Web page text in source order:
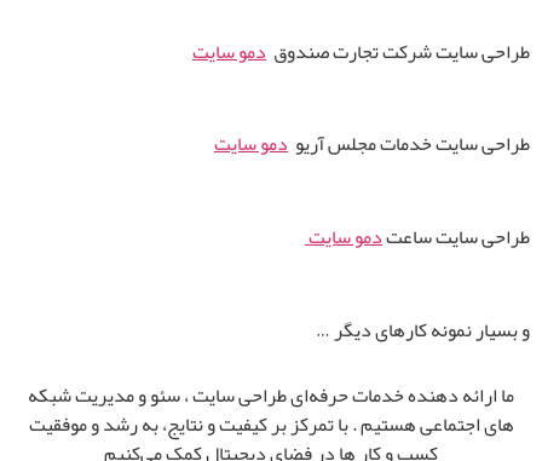
طراحی سایت شرکت تجارت صندوق دمو سایت
طراحی سایت خدمات مجلس آریودمو سایت
طراحی سایت ساعتدمو سایت
و بسیار نمونه کارهای دیگر …
ما ارائه‌ دهنده خدمات حرفه‌ای طراحی سایت ، سئو و مدیریت شبکه‌
های اجتماعی هستیم . با تمرکز بر کیفیت و نتایج، به رشد و موفقیت